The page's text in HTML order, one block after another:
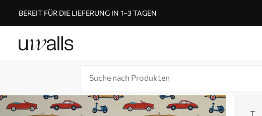
BEREIT FÜR DIE LIEFERUNG IN 1–3 TAGEN